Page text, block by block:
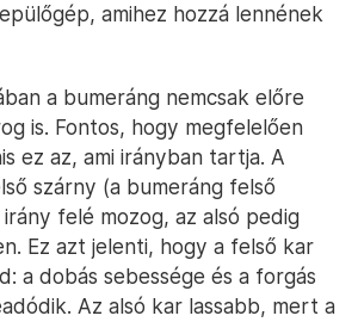
amihez hozzá lennének
a bumeráng nemcsak előre
is. Fontos, hogy megfelelően
ez az, ami irányban tartja. A
szárny (a bumeráng felső
irány felé mozog, az alsó pedig
Ez azt jelenti, hogy a felső kar
a dobás sebessége és a forgás
Az alsó kar lassabb, mert a